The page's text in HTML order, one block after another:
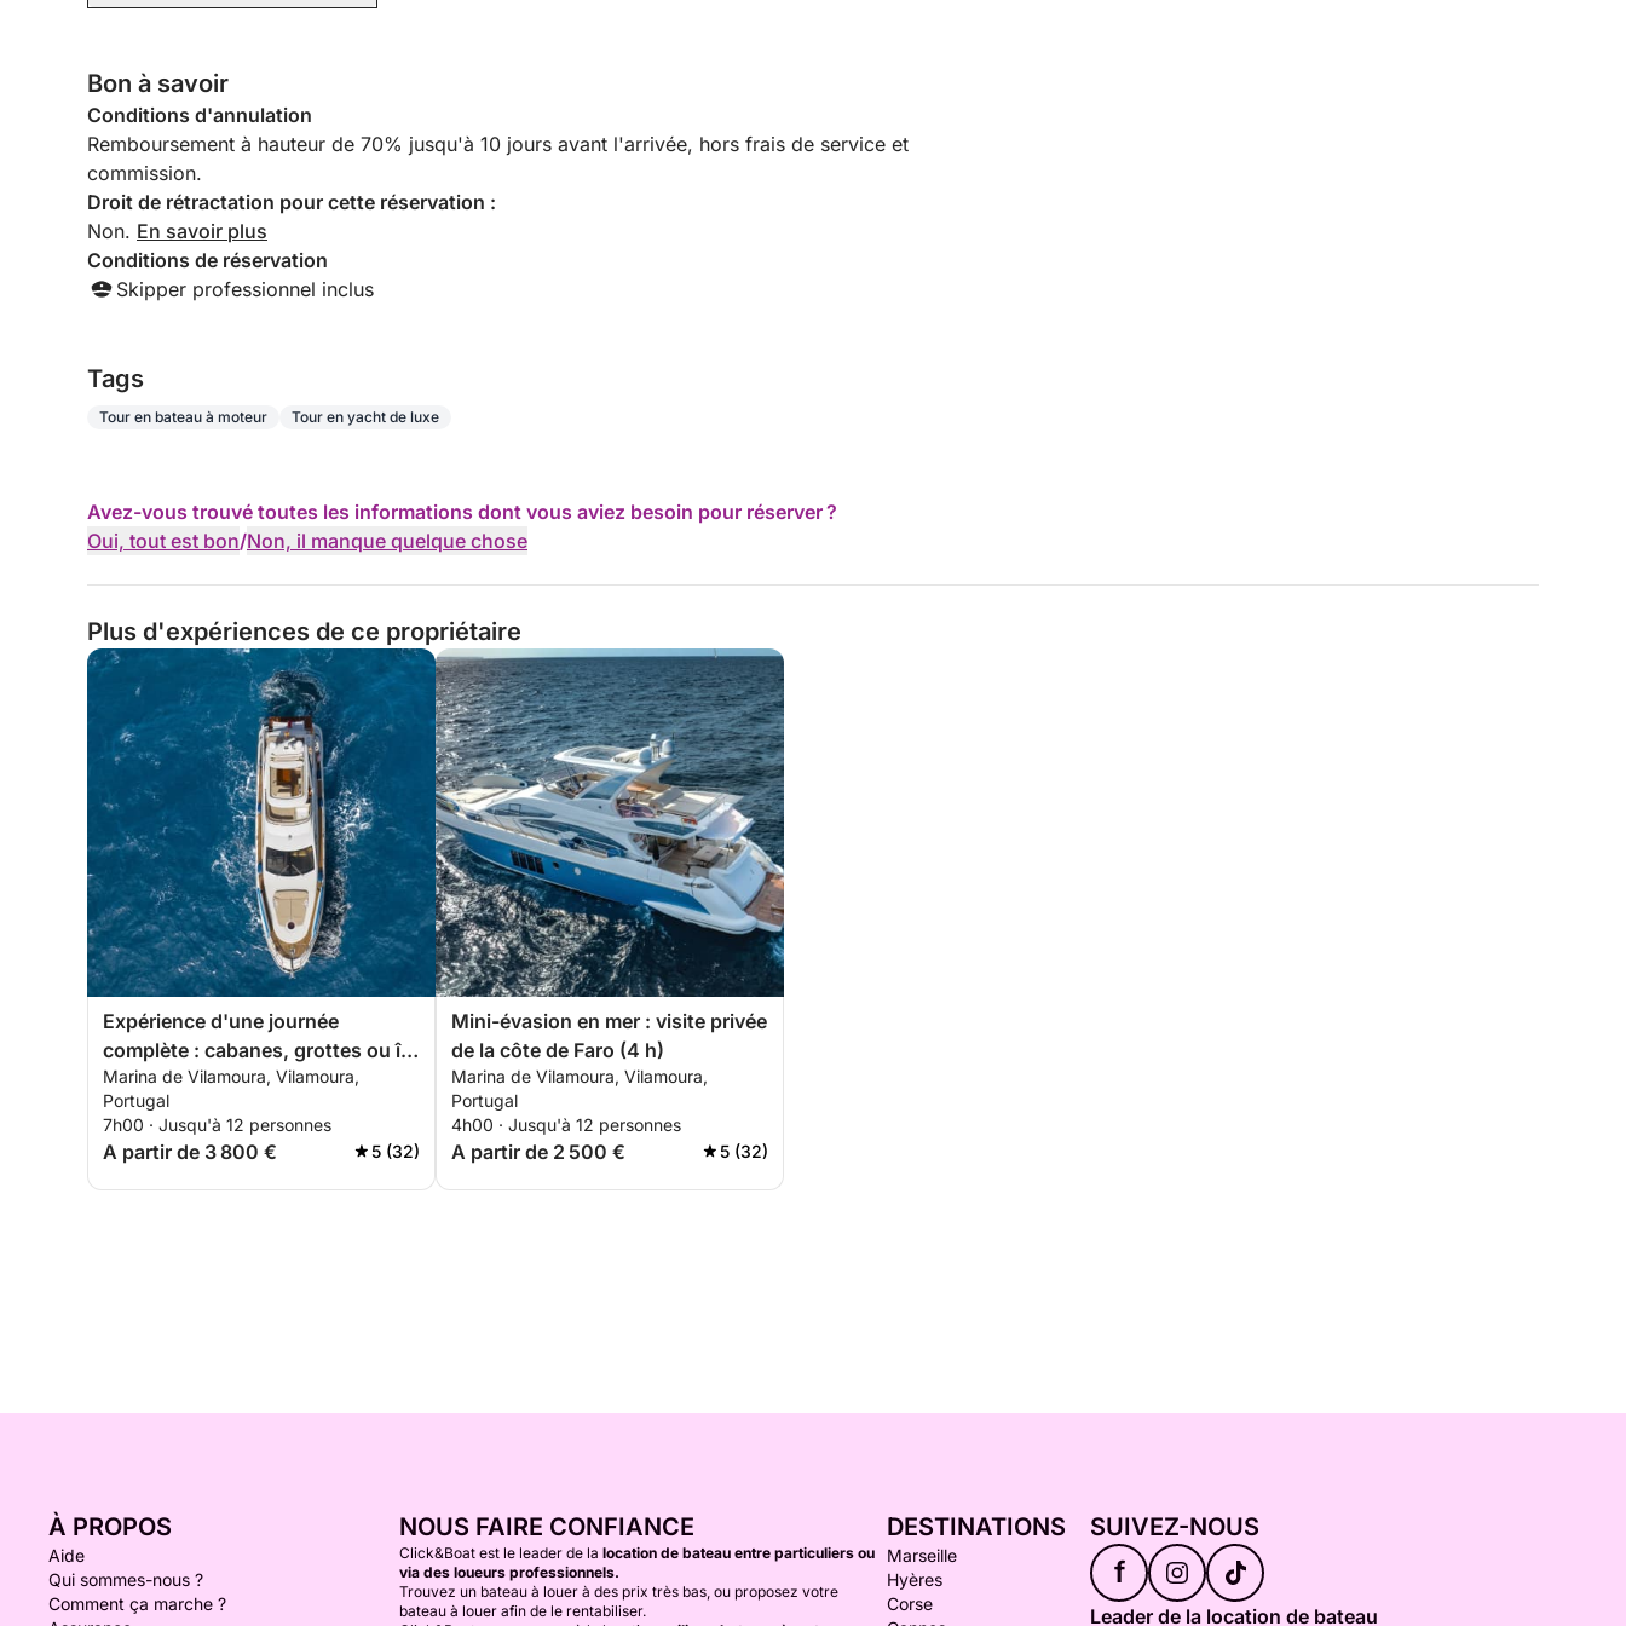
Bon à savoir
Conditions d'annulation
Remboursement à hauteur de 70% jusqu'à 10 jours avant l'arrivée, hors frais de service et
commission.
Droit de rétractation pour cette réservation :
Non. En savoir plus
Conditions de réservation
Skipper professionnel inclus
Tags
Tour en bateau à moteur Tour en yacht de luxe
Avez-vous trouvé toutes les informations dont vous aviez besoin pour réserver ?
Oui, tout est bon/Non, il manque quelque chose
Plus d'expériences de ce propriétaire
Expérience d'une journée
complète : cabanes, grottes ou île
déserte
Marina de Vilamoura, Vilamoura,
Portugal
7h00 · Jusqu'à 12 personnes
A partir de 3 800 € 5 (32)
Mini-évasion en mer : visite privée
de la côte de Faro (4 h)
Marina de Vilamoura, Vilamoura,
Portugal
4h00 · Jusqu'à 12 personnes
A partir de 2 500 € 5 (32)
À PROPOS
Aide
Qui sommes-nous ?
Comment ça marche ?
NOUS FAIRE CONFIANCE
Click&Boat est le leader de la location de bateau entre particuliers ou
via des loueurs professionnels.
Trouvez un bateau à louer à des prix très bas, ou proposez votre
bateau à louer afin de le rentabiliser.
DESTINATIONS
Marseille
Hyères
Corse
SUIVEZ-NOUS
f
Leader de la location de bateau